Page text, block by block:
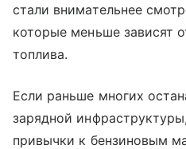
стали внимательнее
которые меньше зависят
топлива.
Если раньше многих
зарядной
привычки к бензиновым